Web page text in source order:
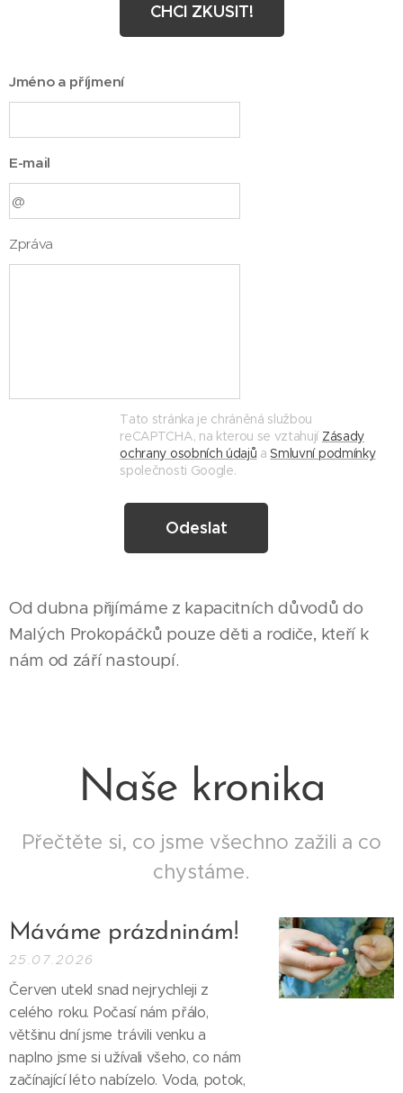
CHCI ZKUSIT!
Jméno a příjmení
E-mail
Zpráva
Tato stránka je chráněná službou
reCAPTCHA, na kterou se vztahují Zásady
ochrany osobních údajů aSmluvní podmínky
společnosti Google.
Odeslat
Od dubna přijímáme z kapacitních důvodů do
Malých Prokopáčků pouze děti a rodiče, kteří k
nám od září nastoupí.
Naše kronika
Přečtěte si, co jsme všechno zažili a co
chystáme.
Máváme prázdninám!
25.07.2026
Červen utekl snad nejrychleji z
celého roku. Počasí nám přálo,
většinu dní jsme trávili venku a
naplno jsme si užívali všeho, co nám
začínající léto nabízelo. Voda, potok,